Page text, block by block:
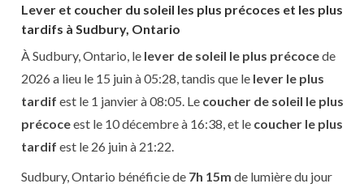
Lever et coucher du soleil les plus précoces et les plus
tardifs à Sudbury, Ontario
À Sudbury, Ontario, le lever de soleil le plus précocede
2026 a lieu le 15 juin à 05:28, tandis que le lever le plus
tardif est le 1 janvier à 08:05. Le coucher de soleil le plus
précoceest le 10 décembre à 16:38, et le coucher le plus
tardif est le 26 juin à 21:22.
Sudbury, Ontario bénéficie de 7h 15m de lumière du jour